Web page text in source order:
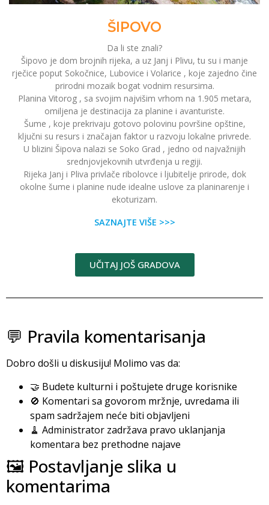
ŠIPOVO
Da li ste znali?
Šipovo je dom brojnih rijeka, a uz Janj i Plivu, tu su i manje
rječice poput Sokočnice, Lubovice i Volarice , koje zajedno čine
prirodni mozaik bogat vodnim resursima.
Planina Vitorog , sa svojim najvišim vrhom na 1.905 metara,
omiljena je destinacija za planine i avanturiste.
Šume , koje prekrivaju gotovo polovinu površine opštine,
ključni su resurs i značajan faktor u razvoju lokalne privrede.
U blizini Šipova nalazi se Soko Grad , jedno od najvažnijih
srednjovjekovnih utvrđenja u regiji.
Rijeka Janj i Pliva privlače ribolovce i ljubitelje prirode, dok
okolne šume i planine nude idealne uslove za planinarenje i
ekoturizam.
SAZNAJTE VIŠE >>>
UČITAJ JOŠ GRADOVA
💬 Pravila komentarisanja
Dobro došli u diskusiju! Molimo vas da:
🤝 Budete kulturni i poštujete druge korisnike
🚫 Komentari sa govorom mržnje, uvredama ili
spam sadržajem neće biti objavljeni
🧹 Administrator zadržava pravo uklanjanja
komentara bez prethodne najave
🖼️ Postavljanje slika u
komentarima